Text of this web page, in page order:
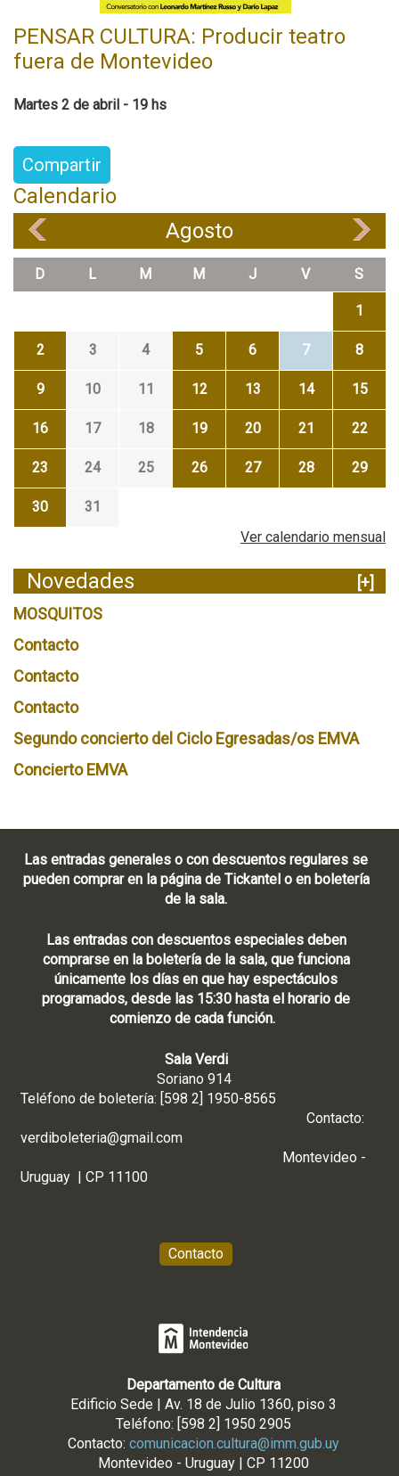
PENSAR CULTURA: Producir teatro
fuera de Montevideo
Martes 2 de abril - 19 hs
Compartir
Calendario
Agosto
D L M M J V S
1
2 3 4 5 6 7 8
9 10 11 12 13 14 15
16 17 18 19 20 21 22
23 24 25 26 27 28 29
30
31
Ver calendario mensual
Novedades
[+]
MOSQUITOS
Contacto
Contacto
Contacto
Segundo concierto del Ciclo Egresadas/os EMVA
Concierto EMVA
Las entradas generales o con descuentos regulares se
pueden comprar en la página de Tickantel o en boletería
de la sala.
Las entradas con descuentos especiales deben
comprarse en la boletería de la sala, que funciona
únicamente los días en que hay espectáculos
programados, desde las 15:30 hasta el horario de
comienzo de cada función.
Sala Verdi
Soriano 914
Teléfono de boletería: [598 2] 1950-8565
Contacto:
verdiboleteria@gmail.com
Montevideo -
Uruguay | CP 11100
Contacto
Departamento de Cultura
Edificio Sede | Av. 18 de Julio 1360, piso 3
Teléfono: [598 2] 1950 2905
Contacto: comunicacion.cultura@imm.gub.uy
Montevideo - Uruguay | CP 11200